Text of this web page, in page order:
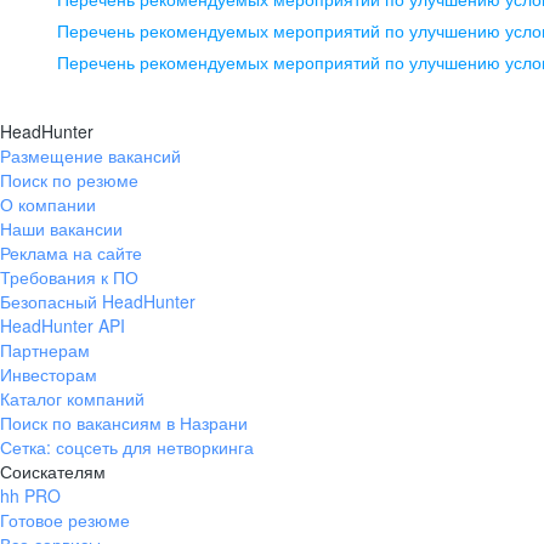
pr@ural.hh.ru
помещение 21
+7 383 207-94-64
pr@nsk.hh.ru
Перечень рекомендуемых мероприятий по улучшению
Перечень рекомендуемых мероприятий по улучшению
HeadHunter
Размещение вакансий
Поиск по резюме
О компании
Наши вакансии
Реклама на сайте
Требования к ПО
Безопасный HeadHunter
HeadHunter API
Партнерам
Инвесторам
Каталог компаний
Поиск по вакансиям в Назрани
Сетка: соцсеть для нетворкинга
Соискателям
hh PRO
Готовое резюме